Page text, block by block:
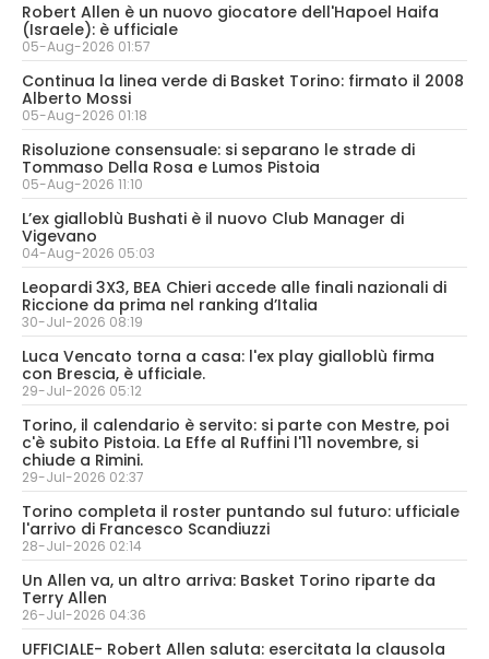
Robert Allen è un nuovo giocatore dell'Hapoel Haifa
(Israele): è ufficiale
05-Aug-2026 01:57
Continua la linea verde di Basket Torino: firmato il 2008
Alberto Mossi
05-Aug-2026 01:18
Risoluzione consensuale: si separano le strade di
Tommaso Della Rosa e Lumos Pistoia
05-Aug-2026 11:10
L’ex gialloblù Bushati è il nuovo Club Manager di
Vigevano
04-Aug-2026 05:03
Leopardi 3X3, BEA Chieri accede alle finali nazionali di
Riccione da prima nel ranking d’Italia
30-Jul-2026 08:19
Luca Vencato torna a casa: l'ex play gialloblù firma
con Brescia, è ufficiale.
29-Jul-2026 05:12
Torino, il calendario è servito: si parte con Mestre, poi
c'è subito Pistoia. La Effe al Ruffini l'11 novembre, si
chiude a Rimini.
29-Jul-2026 02:37
Torino completa il roster puntando sul futuro: ufficiale
l'arrivo di Francesco Scandiuzzi
28-Jul-2026 02:14
Un Allen va, un altro arriva: Basket Torino riparte da
Terry Allen
26-Jul-2026 04:36
UFFICIALE- Robert Allen saluta: esercitata la clausola